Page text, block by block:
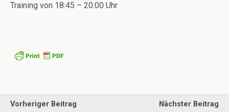
Training von 18:45 – 20:00 Uhr
Vorheriger Beitrag
Nächster Beitrag